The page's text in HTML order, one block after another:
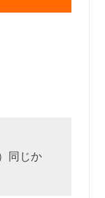
同じか